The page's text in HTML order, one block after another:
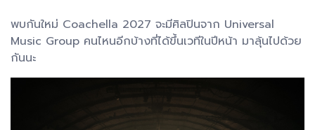
พบกันใหม่ Coachella 2027 จะมีศิลปินจาก Universal
Music Group คนไหนอีกบ้างที่ได้ขึ้นเวทีในปีหน้า มาลุ้นไปด้วย
กันนะ